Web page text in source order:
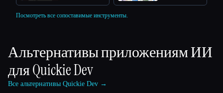
Посмотреть все сопоставимые инструменты.
Альтернативы приложениям ИИ
дляQuickie Dev
Все альтернативы Quickie Dev →